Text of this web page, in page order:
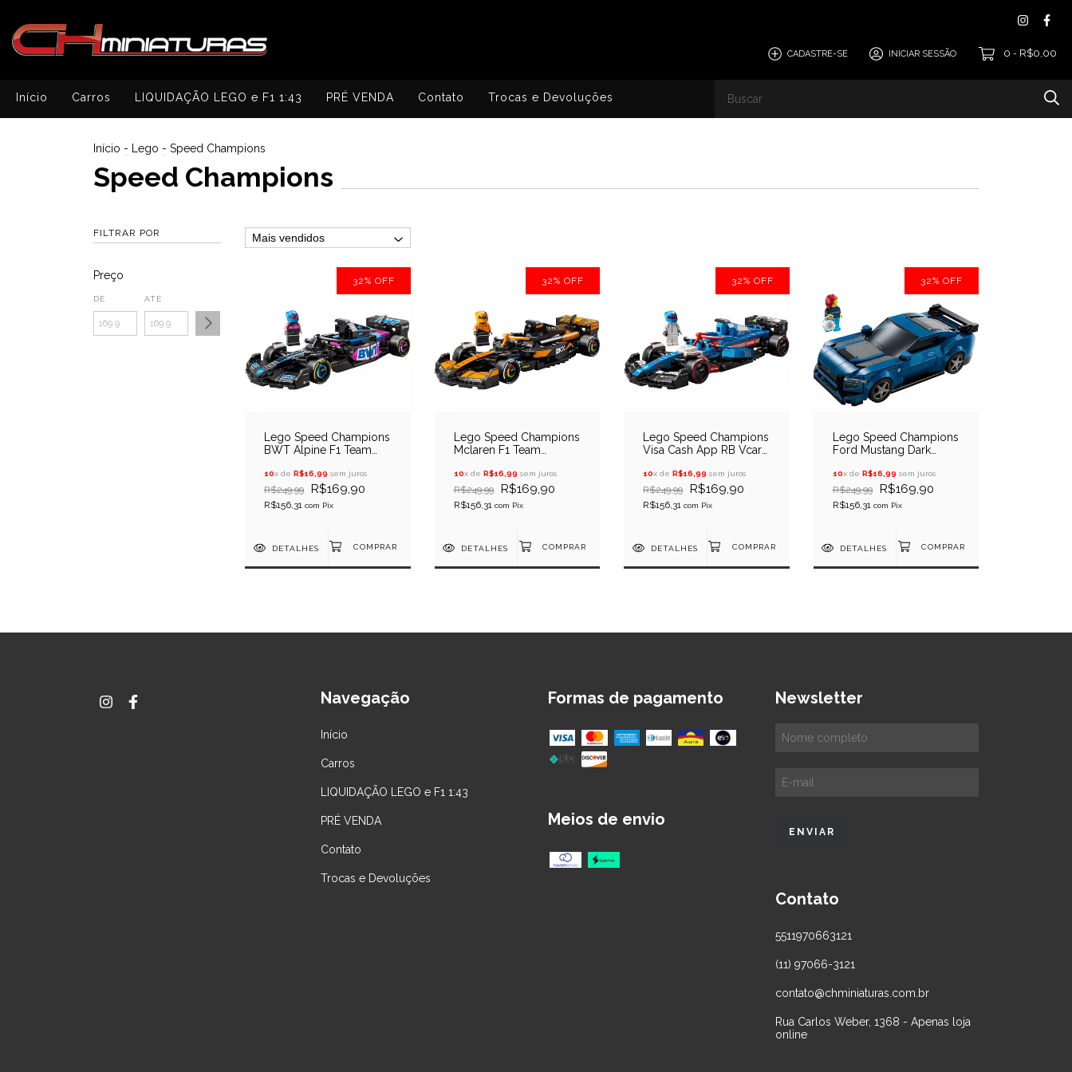
CADASTRE-SE INICIAR SESSÃO 0 - R$0,00
Início Carros LIQUIDAÇÃO LEGO e F1 1:43 PRÉ VENDA Contato Trocas e Devoluções
Início - Lego - Speed Champions
Speed Champions
FILTRAR POR
Preço
DE ATÉ
32% OFF
Lego Speed Champions
BWT Alpine F1 Team
10x de R$16,99 sem juros
R$249,99 R$169,90
R$156,31 com Pix
DETALHES
32% OFF
Lego Speed Champions
Mclaren F1 Team
10x de R$16,99 sem juros
R$249,99 R$169,90
R$156,31 com Pix
DETALHES
32% OFF
Lego Speed Champions
Visa Cash App RB Vcarb
10x de R$16,99 sem juros
R$249,99 R$169,90
R$156,31 com Pix
DETALHES
32% OFF
Lego Speed Champions
Ford Mustang Dark
10x de R$16,99 sem juros
R$249,99 R$169,90
R$156,31 com Pix
DETALHES
Navegação
Início
Carros
LIQUIDAÇÃO LEGO e F1 1:43
PRÉ VENDA
Contato
Trocas e Devoluções
Formas de pagamento
Meios de envio
Newsletter
Contato
5511970663121
(11) 97066-3121
contato@chminiaturas.com.br
Rua Carlos Weber, 1368 - Apenas loja
online